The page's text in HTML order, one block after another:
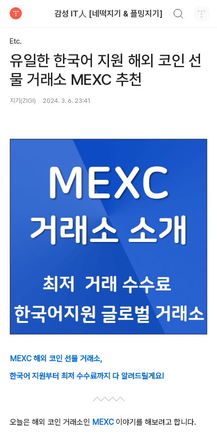
감성 IT人 [네떡지기 & 플밍지기]
Etc.
유일한 한국어 지원 해외 코인 선
물 거래소 MEXC 추천
지기(ZIGI) 2024. 3. 6. 23:41
MEXC 해외 코인 선물 거래소,
한국어 지원부터 최저 수수료까지 다 알려드릴게요!
오늘은 해외 코인 거래소인 MEXC 이야기를 해보려고 합니다.